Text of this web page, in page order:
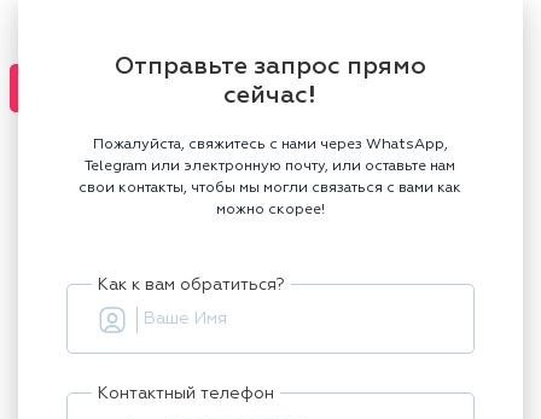
Отправьте запрос прямо
сейчас!
Пожалуйста, свяжитесь с нами через WhatsApp,
Telegram или электронную почту, или оставьте нам
свои контакты, чтобы мы могли связаться с вами как
можно скорее!
Как к вам обратиться?
Контактный телефон